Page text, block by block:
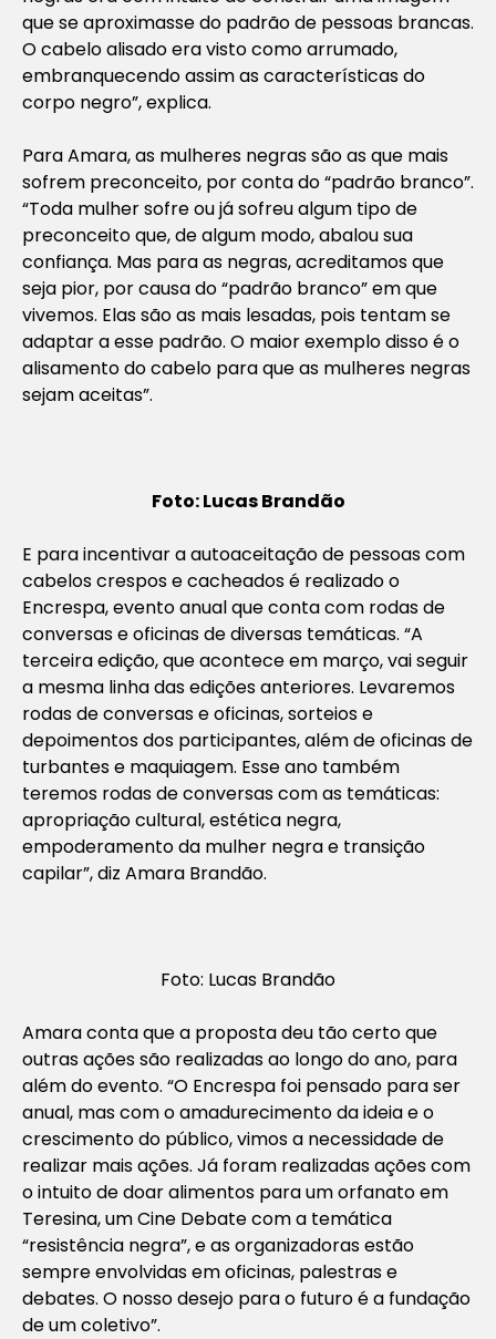
que se aproximasse do padrão de pessoas brancas.
O cabelo alisado era visto como arrumado,
embranquecendo assim as características do
corpo negro”, explica.
Para Amara, as mulheres negras são as que mais
sofrem preconceito, por conta do “padrão branco”.
“Toda mulher sofre ou já sofreu algum tipo de
preconceito que, de algum modo, abalou sua
confiança. Mas para as negras, acreditamos que
seja pior, por causa do “padrão branco” em que
vivemos. Elas são as mais lesadas, pois tentam se
adaptar a esse padrão. O maior exemplo disso é o
alisamento do cabelo para que as mulheres negras
sejam aceitas”.
Foto: Lucas Brandão
E para incentivar a autoaceitação de pessoas com
cabelos crespos e cacheados é realizado o
Encrespa, evento anual que conta com rodas de
conversas e oficinas de diversas temáticas. “A
terceira edição, que acontece em março, vai seguir
a mesma linha das edições anteriores. Levaremos
rodas de conversas e oficinas, sorteios e
depoimentos dos participantes, além de oficinas de
turbantes e maquiagem. Esse ano também
teremos rodas de conversas com as temáticas:
apropriação cultural, estética negra,
empoderamento da mulher negra e transição
capilar”, diz Amara Brandão.
Foto: Lucas Brandão
Amara conta que a proposta deu tão certo que
outras ações são realizadas ao longo do ano, para
além do evento. “O Encrespa foi pensado para ser
anual, mas com o amadurecimento da ideia e o
crescimento do público, vimos a necessidade de
realizar mais ações. Já foram realizadas ações com
o intuito de doar alimentos para um orfanato em
Teresina, um Cine Debate com a temática
“resistência negra”, e as organizadoras estão
sempre envolvidas em oficinas, palestras e
debates. O nosso desejo para o futuro é a fundação
de um coletivo”.